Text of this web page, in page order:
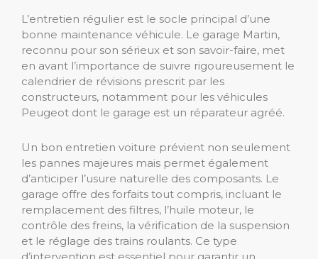
L’entretien régulier est le socle principal d’une
bonne maintenance véhicule. Le garage Martin,
reconnu pour son sérieux et son savoir-faire, met
en avant l’importance de suivre rigoureusement le
calendrier de révisions prescrit par les
constructeurs, notamment pour les véhicules
Peugeot dont le garage est un réparateur agréé.
Un bon entretien voiture prévient non seulement
les pannes majeures mais permet également
d’anticiper l’usure naturelle des composants. Le
garage offre des forfaits tout compris, incluant le
remplacement des filtres, l’huile moteur, le
contrôle des freins, la vérification de la suspension
et le réglage des trains roulants. Ce type